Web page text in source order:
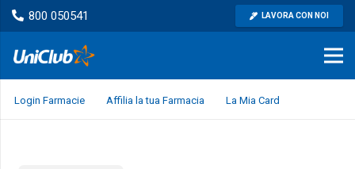
800 050541 LAVORA CON NOI
Login Farmacie Affilia la tua Farmacia La Mia Card